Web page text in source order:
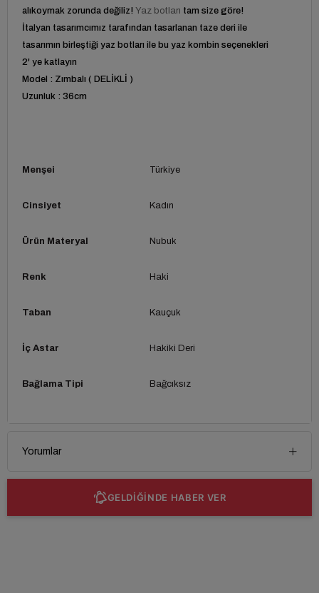
alıkoymak zorunda değiliz! Yaz botları tam size göre!
İtalyan tasarımcımız tarafından tasarlanan taze deri ile
tasarımın birleştiği yaz botları ile bu yaz kombin seçenekleri
2' ye katlayın
Model : Zımbalı ( DELİKLİ )
Uzunluk : 36cm
Menşei Türkiye
Cinsiyet Kadın
Ürün Materyal Nubuk
Renk Haki
Taban Kauçuk
İç Astar Hakiki Deri
Bağlama Tipi Bağcıksız
Yorumlar
GELDİĞİNDE HABER VER